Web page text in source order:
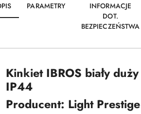
PARAMETRY
INFORMACJE
DOT.
BEZPIECZEŃSTWA
Kinkiet IBROS biały
IP44
Producent: Light Prestige